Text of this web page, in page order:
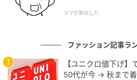
GLOW Online（グローオンライン）
ママが家出した
ファッション記事ラ
【ユニクロ値下げ
50代が今 → 秋まで